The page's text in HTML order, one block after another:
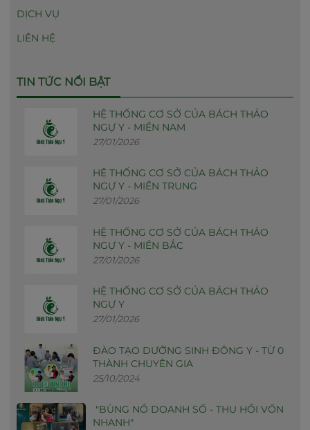
DỊCH VỤ
LIÊN HỆ
TIN TỨC NỔI BẬT
HỆ THỐNG CƠ SỞ CỦA BÁCH THẢO
NGỰ Y - MIỀN NAM
27/01/2026
HỆ THỐNG CƠ SỞ CỦA BÁCH THẢO
NGỰ Y - MIỀN TRUNG
27/01/2026
HỆ THỐNG CƠ SỞ CỦA BÁCH THẢO
NGỰ Y - MIỀN BẮC
27/01/2026
HỆ THỐNG CƠ SỞ CỦA BÁCH THẢO
NGỰ Y
27/01/2026
ĐÀO TẠO DƯỠNG SINH ĐÔNG Y - TỪ 0
THÀNH CHUYÊN GIA
25/10/2024
"BÙNG NỔ DOANH SỐ - THU HỒI VỐN
NHANH"